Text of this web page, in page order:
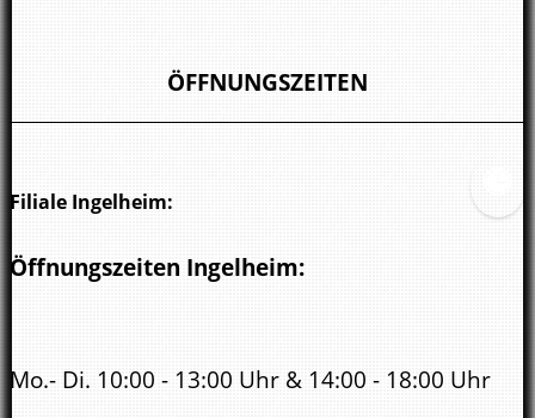
ÖFFNUNGSZEITEN
Filiale Ingelheim:
Öffnungszeiten Ingelheim:
Mo.- Di. 10:00 - 13:00 Uhr & 14:00 - 18:00 Uhr